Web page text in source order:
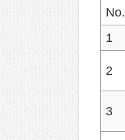
No.
1
2
3